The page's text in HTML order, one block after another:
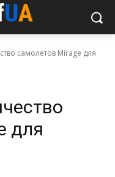
самолетов Mirage для
для